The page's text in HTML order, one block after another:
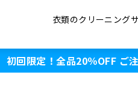
衣類のクリーニング
初回限定！全品20％OFF ご